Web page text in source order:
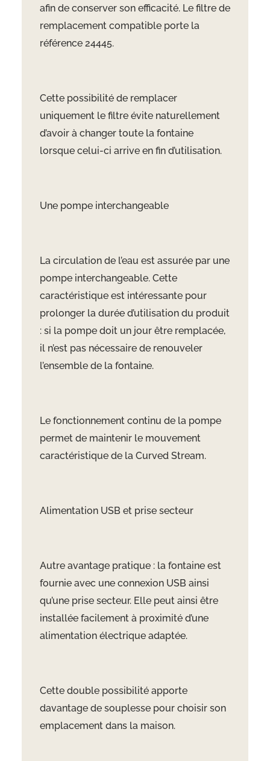
afin de conserver son efficacité. Le filtre de
remplacement compatible porte la
référence 24445.
Cette possibilité de remplacer
uniquement le filtre évite naturellement
d’avoir à changer toute la fontaine
lorsque celui-ci arrive en fin d’utilisation.
Une pompe interchangeable
La circulation de l’eau est assurée par une
pompe interchangeable. Cette
caractéristique est intéressante pour
prolonger la durée d’utilisation du produit
: si la pompe doit un jour être remplacée,
il n’est pas nécessaire de renouveler
l’ensemble de la fontaine.
Le fonctionnement continu de la pompe
permet de maintenir le mouvement
caractéristique de la Curved Stream.
Alimentation USB et prise secteur
Autre avantage pratique : la fontaine est
fournie avec une connexion USB ainsi
qu’une prise secteur. Elle peut ainsi être
installée facilement à proximité d’une
alimentation électrique adaptée.
Cette double possibilité apporte
davantage de souplesse pour choisir son
emplacement dans la maison.